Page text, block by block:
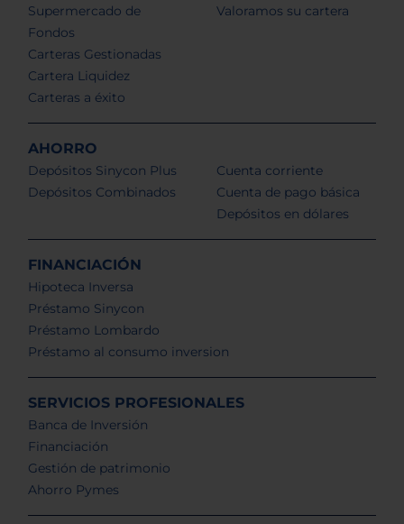
Supermercado de
Fondos
Carteras Gestionadas
Cartera Liquidez
Carteras a éxito
Valoramos su cartera
AHORRO
Depósitos Sinycon Plus
Depósitos Combinados
Cuenta corriente
Cuenta de pago básica
Depósitos en dólares
FINANCIACIÓN
Hipoteca Inversa
Préstamo Sinycon
Préstamo Lombardo
Préstamo al consumo inversion
SERVICIOS PROFESIONALES
Banca de Inversión
Financiación
Gestión de patrimonio
Ahorro Pymes